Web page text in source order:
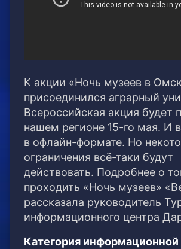
К акции «Ночь музеев в
присоединился аграрный
Всероссийская акция будет
нашем регионе 15-го мая. И
в офлайн-формате. Но
ограничения всё-таки будут
действовать. Подробнее о
проходить «Ночь музеев»
рассказала руководитель
информационного центра
Категория